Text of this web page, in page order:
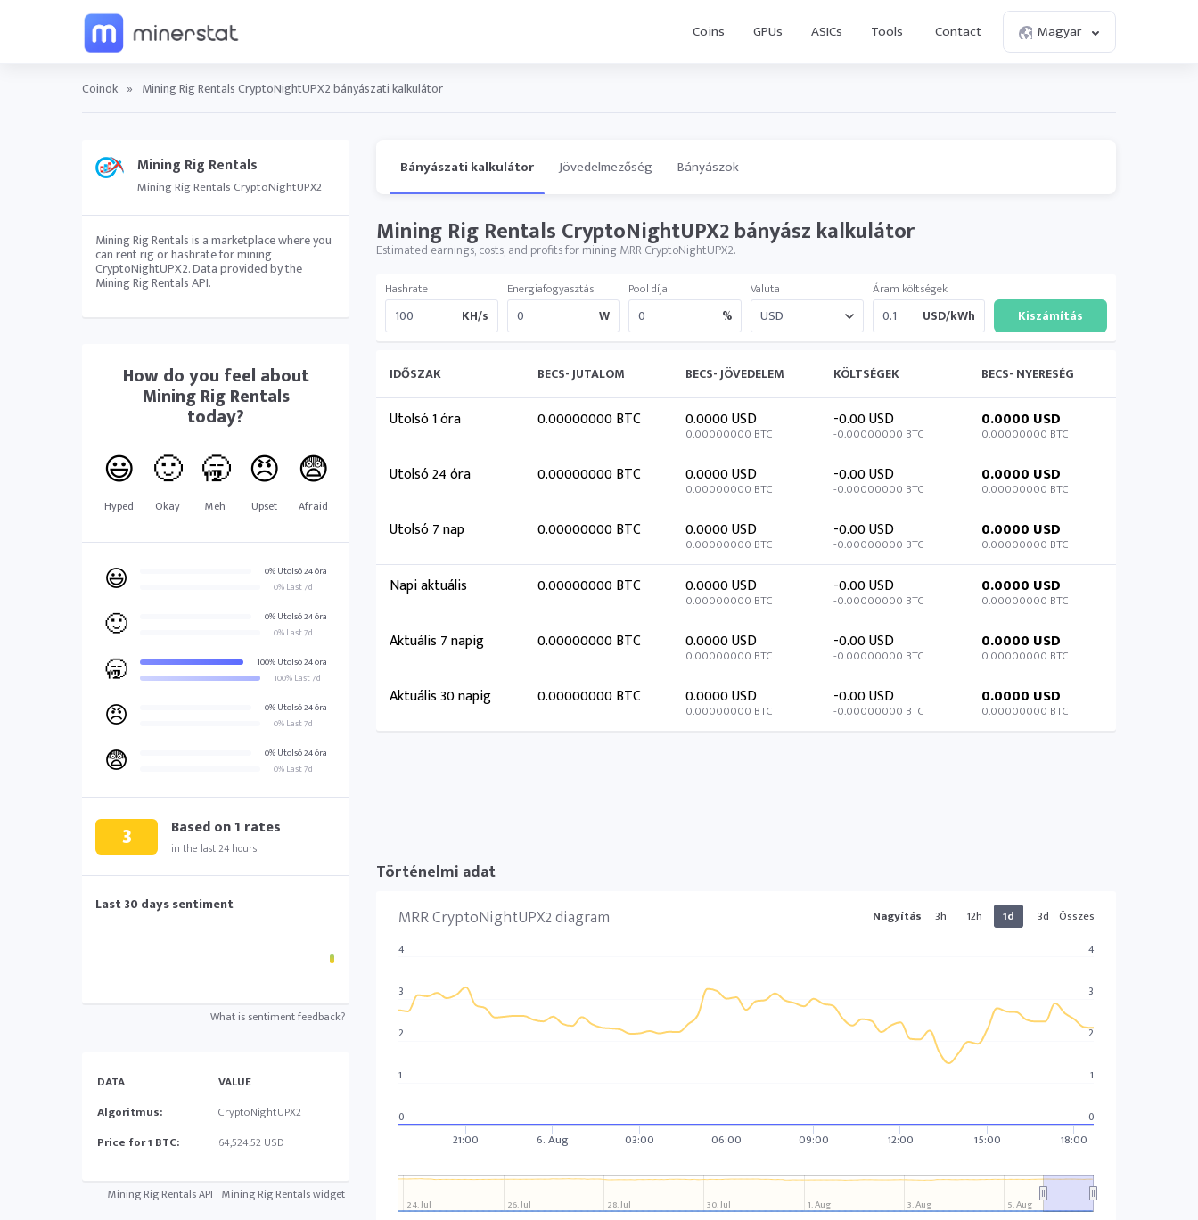
Coins GPUs ASICs Tools Contact Magyar
Coinok » Mining Rig Rentals CryptoNightUPX2 bányászati kalkulátor
Mining Rig Rentals
Mining Rig Rentals CryptoNightUPX2
Mining Rig Rentals is a marketplace where you
can rent rig or hashrate for mining
CryptoNightUPX2. Data provided by the
Mining Rig Rentals API.
How do you feel about
Mining Rig Rentals
today?
😃
Hyped
🙂
Okay
🥱
Meh
😠
Upset
😨
Afraid
😃
0% Utolsó 24 óra
0% Last 7d
🙂
0% Utolsó 24 óra
0% Last 7d
🥱
100% Utolsó 24 óra
100% Last 7d
😠
0% Utolsó 24 óra
0% Last 7d
😨
0% Utolsó 24 óra
0% Last 7d
3 Based on1 rates
in the last 24 hours
Last 30 days sentiment
What is sentiment feedback?
DATA
VALUE
Algoritmus:
CryptoNightUPX2
Price for 1 BTC:
64,524.52 USD
Mining Rig Rentals API Mining Rig Rentals widget
Bányászati kalkulátor Jövedelmezőség Bányászok
Mining Rig Rentals CryptoNightUPX2 bányász ​​kalkulátor
Estimated earnings, costs, and profits for mining MRR CryptoNightUPX2.
Hashrate
KH/s
Energiafogyasztás
W
Pool díja
%
Valuta Áram költségek
USD/kWh
IDŐSZAK BECS- JUTALOM BECS- JÖVEDELEM KÖLTSÉGEK BECS- NYERESÉG
Utolsó 1 óra 0.00000000 BTC 0.0000 USD
0.00000000 BTC
-0.00 USD
-0.00000000 BTC
0.0000 USD
0.00000000 BTC
Utolsó 24 óra 0.00000000 BTC 0.0000 USD
0.00000000 BTC
-0.00 USD
-0.00000000 BTC
0.0000 USD
0.00000000 BTC
Utolsó 7 nap 0.00000000 BTC 0.0000 USD
0.00000000 BTC
-0.00 USD
-0.00000000 BTC
0.0000 USD
0.00000000 BTC
Napi aktuális 0.00000000 BTC 0.0000 USD
0.00000000 BTC
-0.00 USD
-0.00000000 BTC
0.0000 USD
0.00000000 BTC
Aktuális 7 napig 0.00000000 BTC 0.0000 USD
0.00000000 BTC
-0.00 USD
-0.00000000 BTC
0.0000 USD
0.00000000 BTC
Aktuális 30 napig 0.00000000 BTC 0.0000 USD
0.00000000 BTC
-0.00 USD
-0.00000000 BTC
0.0000 USD
0.00000000 BTC
Történelmi adat
MRR CryptoNightUPX2 diagram
Nagyítás 3h 12h 1d 3d Összes
21:00 6. Aug 03:00 06:00 09:00 12:00 15:00 18:00
24. Jul 26. Jul 28. Jul 30. Jul 1. Aug 3. Aug 5. Aug
0
1
2
3
4
0
1
2
3
4